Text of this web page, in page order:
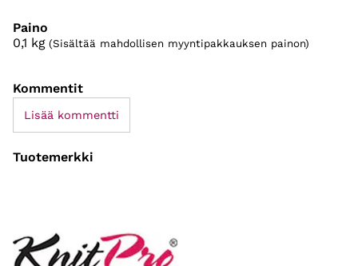
Paino
0,1 kg (Sisältää mahdollisen myyntipakkauksen painon)
Kommentit
Lisää kommentti
Tuotemerkki